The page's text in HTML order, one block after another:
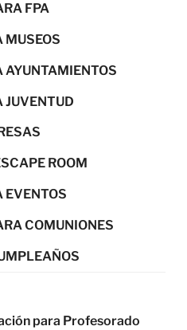
FPA
MUSEOS
AYUNTAMIENTOS
JUVENTUD
ROOM
EVENTOS
COMUNIONES
para Profesorado